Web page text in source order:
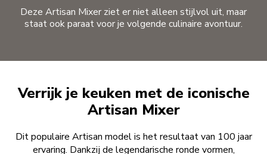
Deze Artisan Mixer ziet er niet alleen stijlvol uit, maar
staat ook paraat voor je volgende culinaire avontuur.
Verrijk je keuken met de iconische
Artisan Mixer
Dit populaire Artisan model is het resultaat van 100 jaar
ervaring. Dankzij de legendarische ronde vormen,